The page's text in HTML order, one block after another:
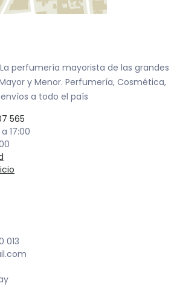
perfumería mayorista de las grandes
y Menor. Perfumería, Cosmética,
a todo el país
565
17:00
013